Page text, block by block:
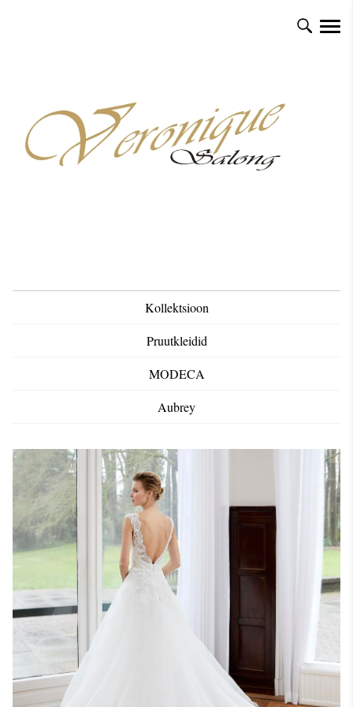
Kollektsioon
Pruutkleidid
MODECA
Aubrey